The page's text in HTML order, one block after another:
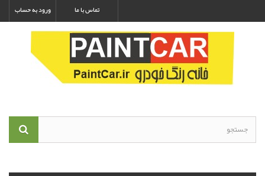
ورود به حساب تماس با ما